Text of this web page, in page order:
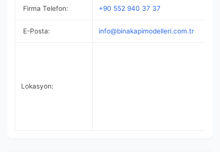
Firma Telefon: +90 552 940 37 37
E-Posta: info@binakapimodelleri.com.tr
Lokasyon: